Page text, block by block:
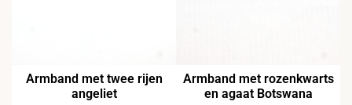
Armband met twee rijen
angeliet
Armband met rozenkwarts
en agaat Botswana